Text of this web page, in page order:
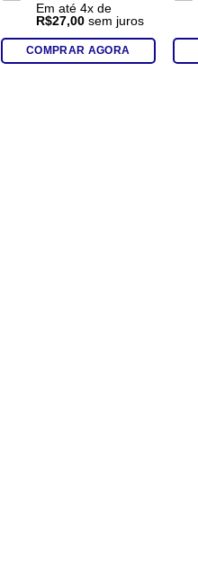
Em até 4x de
R$27,00sem juros
COMPRAR AGORA